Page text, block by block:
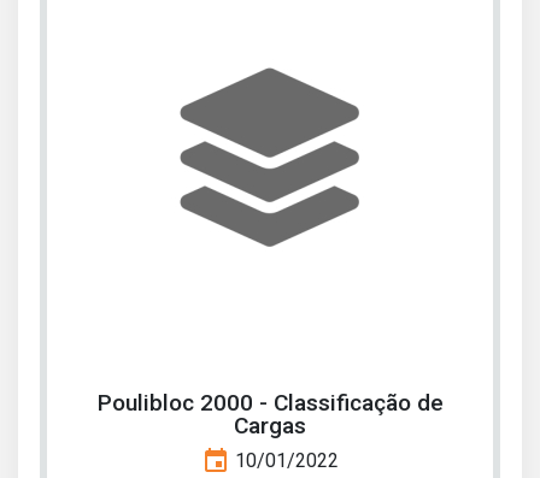
Poulibloc 2000 - Classificação de
Cargas
event 10/01/2022